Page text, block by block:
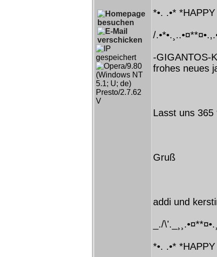
*•. .•*
/
-GIGANTOS-
frohes neues
Lasst uns 365
Gruß
addi und
_./
*•. .•*